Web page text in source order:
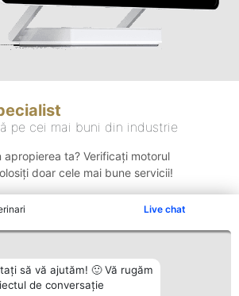
Live chat
să vă ajutăm! 🙂 Vă rugăm
de conversație
pe cei mai buni din industrie
apropierea ta? Verificați motorul
doar cele mai bune servicii!